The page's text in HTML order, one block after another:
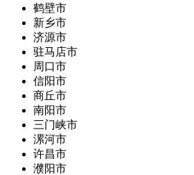
鹤壁市
新乡市
济源市
驻马店市
周口市
信阳市
商丘市
南阳市
三门峡市
漯河市
许昌市
濮阳市